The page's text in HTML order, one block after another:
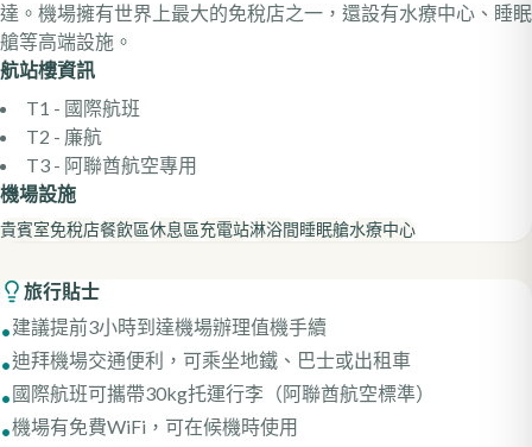
達。機場擁有世界上最大的免稅店之一，還設有水療中心、睡眠
艙等高端設施。
航站樓資訊
T1 - 國際航班
T2 - 廉航
T3 - 阿聯酋航空專用
機場設施
貴賓室免稅店餐飲區休息區充電站淋浴間睡眠艙水療中心
旅行貼士
•建議提前3小時到達機場辦理值機手續
•迪拜機場交通便利，可乘坐地鐵、巴士或出租車
•國際航班可攜帶30kg托運行李（阿聯酋航空標準）
•機場有免費WiFi，可在候機時使用